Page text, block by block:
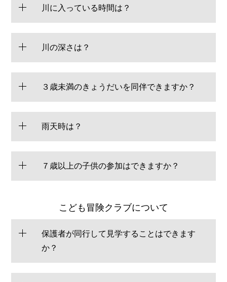
川に入っている時間は？
川の深さは？
３歳未満のきょうだいを同伴できますか？
雨天時は？
７歳以上の子供の参加はできますか？
こども冒険クラブについて
保護者が同行して見学することはできます
か？